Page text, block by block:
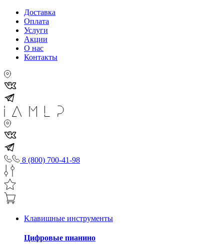
Доставка
Оплата
Услуги
Акции
О нас
Контакты
8 (800) 700-41-98
Клавишные инструменты
Цифровые пианино